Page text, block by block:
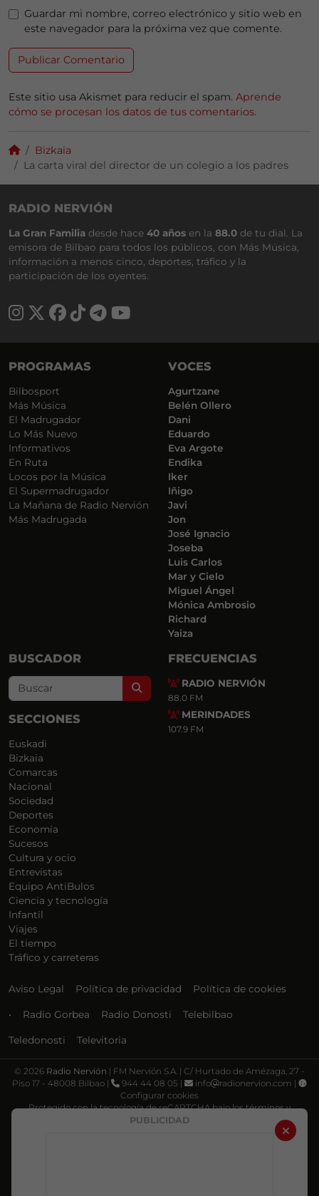
PUBLICIDAD
Guardar mi nombre, correo electrónico y sitio web en
este navegador para la próxima vez que comente.
Este sitio usa Akismet para reducir el spam. Aprende
cómo se procesan los datos de tus comentarios.
Bizkaia
La carta viral del director de un colegio a los padres
RADIO NERVIÓN
La Gran Familia desde hace 40 años en la 88.0 de tu dial. La
emisora de Bilbao para todos los públicos, con Más Música,
información a menos cinco, deportes, tráfico y la
participación de los oyentes.
PROGRAMAS
Bilbosport
Más Música
El Madrugador
Lo Más Nuevo
Informativos
En Ruta
Locos por la Música
El Supermadrugador
La Mañana de Radio Nervión
Más Madrugada
VOCES
Agurtzane
Belén Ollero
Dani
Eduardo
Eva Argote
Endika
Iker
Iñigo
Javi
Jon
José Ignacio
Joseba
Luis Carlos
Mar y Cielo
Miguel Ángel
Mónica Ambrosio
Richard
Yaiza
BUSCADOR
Search
SECCIONES
Euskadi
Bizkaia
Comarcas
Nacional
Sociedad
Deportes
Economía
Sucesos
Cultura y ocio
Entrevistas
Equipo AntiBulos
Ciencia y tecnología
Infantil
Viajes
El tiempo
Tráfico y carreteras
FRECUENCIAS
RADIO NERVIÓN
88.0 FM
MERINDADES
107.9 FM
Aviso Legal Política de privacidad Política de cookies
• Radio Gorbea Radio Donosti Telebilbao
Teledonosti Televitoria
© 2026 Radio Nervión | FM Nervión S.A. | C/ Hurtado de Amézaga, 27 -
Piso 17 - 48008 Bilbao |
944 44 08 05 | info
radionervion.com |
Configurar cookies
Protegido con la tecnología de reCAPTCHA bajo los términos y
Política de privacidad Términos de servicio